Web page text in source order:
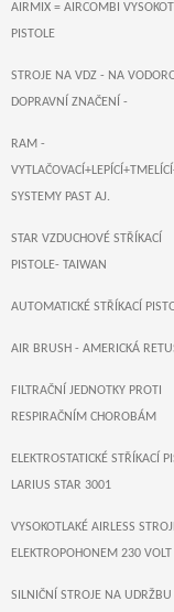
AIRMIX = AIRCOMBI
PISTOLE
STROJE NA VDZ - NA
DOPRAVNÍ ZNAČENÍ -
RAM -
SYSTEMY PAST AJ.
STAR VZDUCHOVÉ STŘÍKACÍ
PISTOLE- TAIWAN
AUTOMATICKÉ STŘÍKACÍ
AIR BRUSH - AMERICKÁ
FILTRAČNÍ JEDNOTKY PROTI
RESPIRAČNÍM CHOROBÁM
ELEKTROSTATICKÉ STŘÍKACÍ
LARIUS STAR 3001
VYSOKOTLAKÉ AIRLESS
ELEKTROPOHONEM 230 VOLT
SILNIČNÍ STROJE NA UDRŽBU